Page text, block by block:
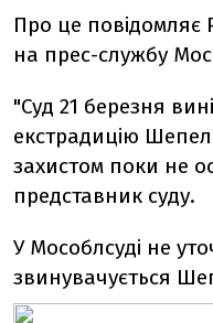
Про це
на прес-службу
"Суд 21 березня
екстрадицію
захистом поки не
представник суду.
У Мособлсуді не
звинувачується